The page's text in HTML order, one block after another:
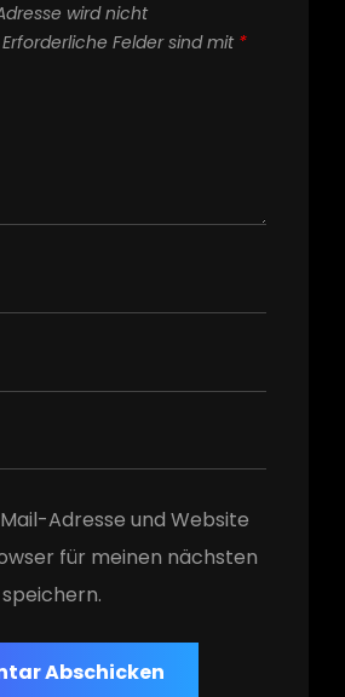
wird nicht
Erforderliche Felder sind mit *
Adresse und Website
für meinen nächsten